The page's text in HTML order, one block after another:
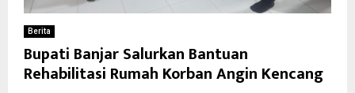
Berita
Bupati Banjar Salurkan Bantuan
Rehabilitasi Rumah Korban Angin Kencang